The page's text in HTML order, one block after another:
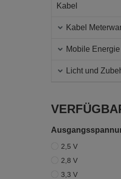
Kabel
Kabel
Mobile Energie
Licht und
2,5 V
2,8 V
3,3 V